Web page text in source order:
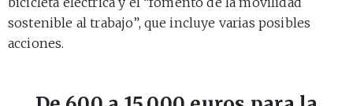
sostenible al trabajo”, que incluye varias posibles
acciones.